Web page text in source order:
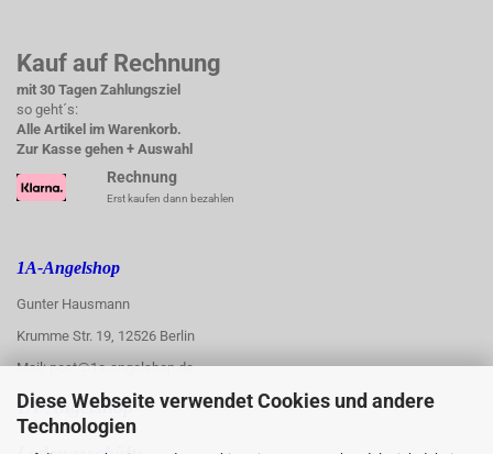
Diese Webseite verwendet Cookies und andere
Technologien
Kauf auf Rechnung
mit 30 Tagen Zahlungsziel
so geht´s:
Alle Artikel im Warenkorb.
Zur Kasse gehen + Auswahl
Rechnung
Erst kaufen dann bezahlen
1A-Angelshop
Gunter Hausmann
Krumme Str. 19, 12526 Berlin
Mail: post@1a-angelshop.de
1A-Angelshop-